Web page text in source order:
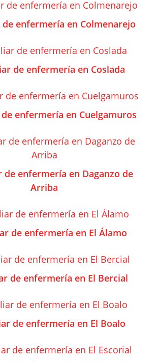
de enfermería en Colmenarejo
de enfermería en Coslada
enfermería en Cuelgamuros
de enfermería en Daganzo de
Arriba
de enfermería en El Álamo
de enfermería en El Bercial
de enfermería en El Boalo